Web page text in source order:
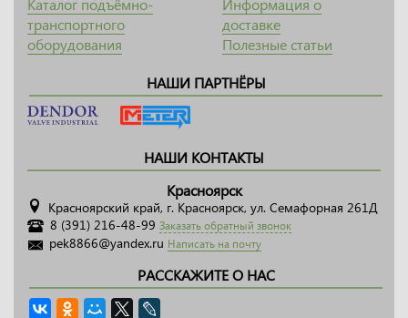
Каталог подъёмно-
транспортного
оборудования
Информация о
доставке
Полезные статьи
НАШИ ПАРТНЁРЫ
НАШИ КОНТАКТЫ
Красноярск
Красноярский край, г. Красноярск, ул. Семафорная 261Д
8 (391) 216-48-99 Заказать обратный звонок
pek8866@yandex.ru Написать на почту
РАССКАЖИТЕ О НАС